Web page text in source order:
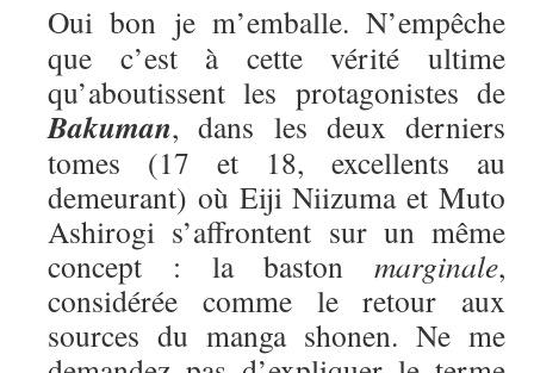
Oui bon je m’emballe. N’empêche
que c’est à cette vérité ultime
qu’aboutissent les protagonistes de
Bakuman, dans les deux derniers
tomes (17 et 18, excellents au
demeurant) où Eiji Niizuma et Muto
Ashirogi s’affrontent sur un même
concept : la baston marginale,
considérée comme le retour aux
sources du manga shonen. Ne me